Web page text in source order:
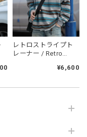
NCLLW オリジナルドッグタグネックレス / NCLLW Original Dog Tag Necklace
レトロストライプト
レーナー / Retro
¥6,600